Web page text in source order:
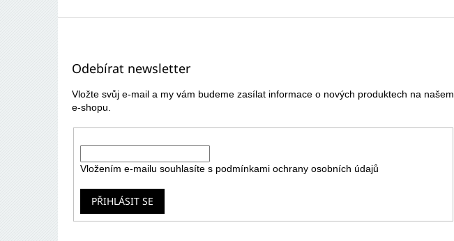
Odebírat newsletter
Vložte svůj e-mail a my vám budeme zasílat informace o nových produktech na našem
e-shopu.
Vložením e-mailu souhlasíte s podmínkami ochrany osobních údajů
PŘIHLÁSIT SE